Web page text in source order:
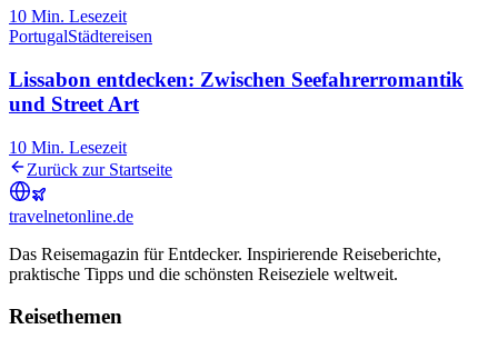
10 Min. Lesezeit
PortugalStädtereisen
Lissabon entdecken: Zwischen Seefahrerromantik
und Street Art
10 Min. Lesezeit
Zurück zur Startseite
travelnetonline.de
Das Reisemagazin für Entdecker. Inspirierende Reiseberichte,
praktische Tipps und die schönsten Reiseziele weltweit.
Reisethemen